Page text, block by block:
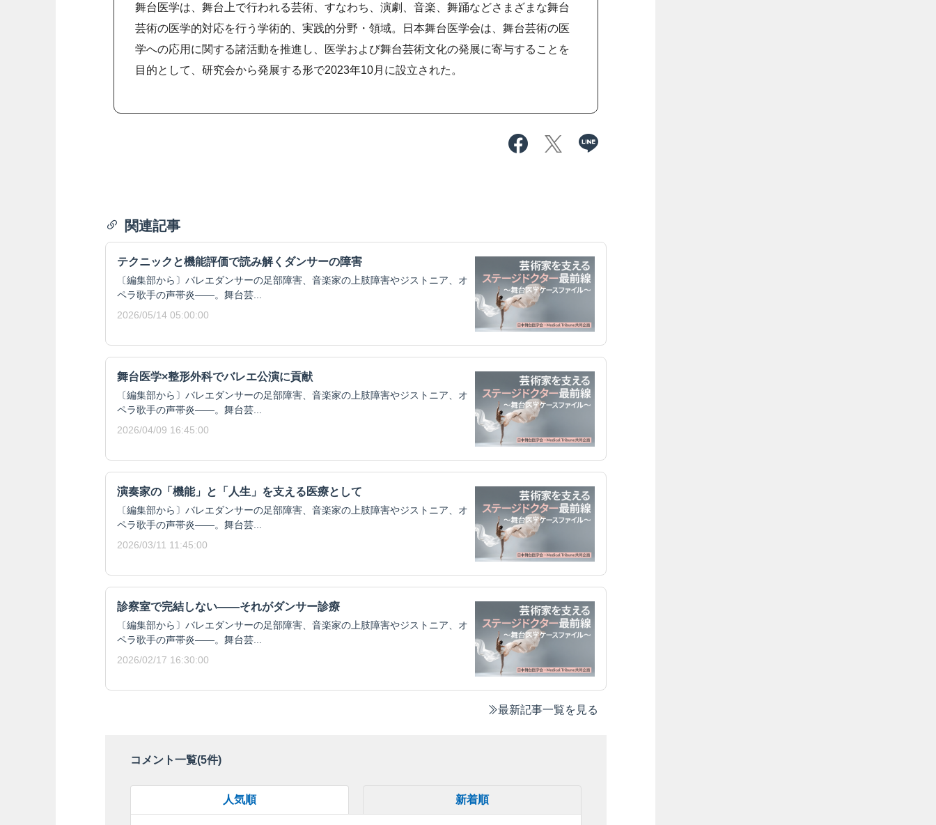
舞台医学は、舞台上で行われる芸術、すなわち、演劇、音楽、舞踊などさまざまな舞台
芸術の医学的対応を行う学術的、実践的分野・領域。日本舞台医学会は、舞台芸術の医
学への応用に関する諸活動を推進し、医学および舞台芸術文化の発展に寄与することを
目的として、研究会から発展する形で2023年10月に設立された。
関連記事
テクニックと機能評価で読み解くダンサーの障害
〔編集部から〕バレエダンサーの足部障害、音楽家の上肢障害やジストニア、オ
ペラ歌手の声帯炎――。舞台芸...
2026/05/14 05:00:00
舞台医学×整形外科でバレエ公演に貢献
〔編集部から〕バレエダンサーの足部障害、音楽家の上肢障害やジストニア、オ
ペラ歌手の声帯炎――。舞台芸...
2026/04/09 16:45:00
演奏家の「機能」と「人生」を支える医療として
〔編集部から〕バレエダンサーの足部障害、音楽家の上肢障害やジストニア、オ
ペラ歌手の声帯炎――。舞台芸...
2026/03/11 11:45:00
診察室で完結しない――それがダンサー診療
〔編集部から〕バレエダンサーの足部障害、音楽家の上肢障害やジストニア、オ
ペラ歌手の声帯炎――。舞台芸...
2026/02/17 16:30:00
最新記事一覧を見る
コメント一覧(5件)
人気順 新着順